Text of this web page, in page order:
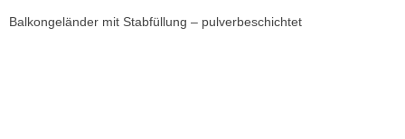
Balkongeländer mit Stabfüllung – pulverbeschichtet